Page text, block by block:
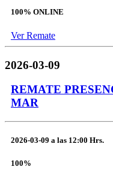
100% ONLINE
Ver Remate
2026-03-09
REMATE
MAR
2026-03-09 a las 12:00 Hrs.
100%